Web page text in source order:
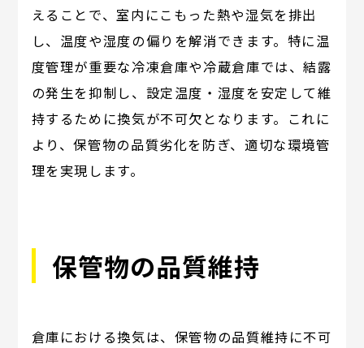
えることで、室内にこもった熱や湿気を排出
し、温度や湿度の偏りを解消できます。特に温
度管理が重要な冷凍倉庫や冷蔵倉庫では、結露
の発生を抑制し、設定温度・湿度を安定して維
持するために換気が不可欠となります。これに
より、保管物の品質劣化を防ぎ、適切な環境管
理を実現します。
保管物の品質維持
倉庫における換気は、保管物の品質維持に不可